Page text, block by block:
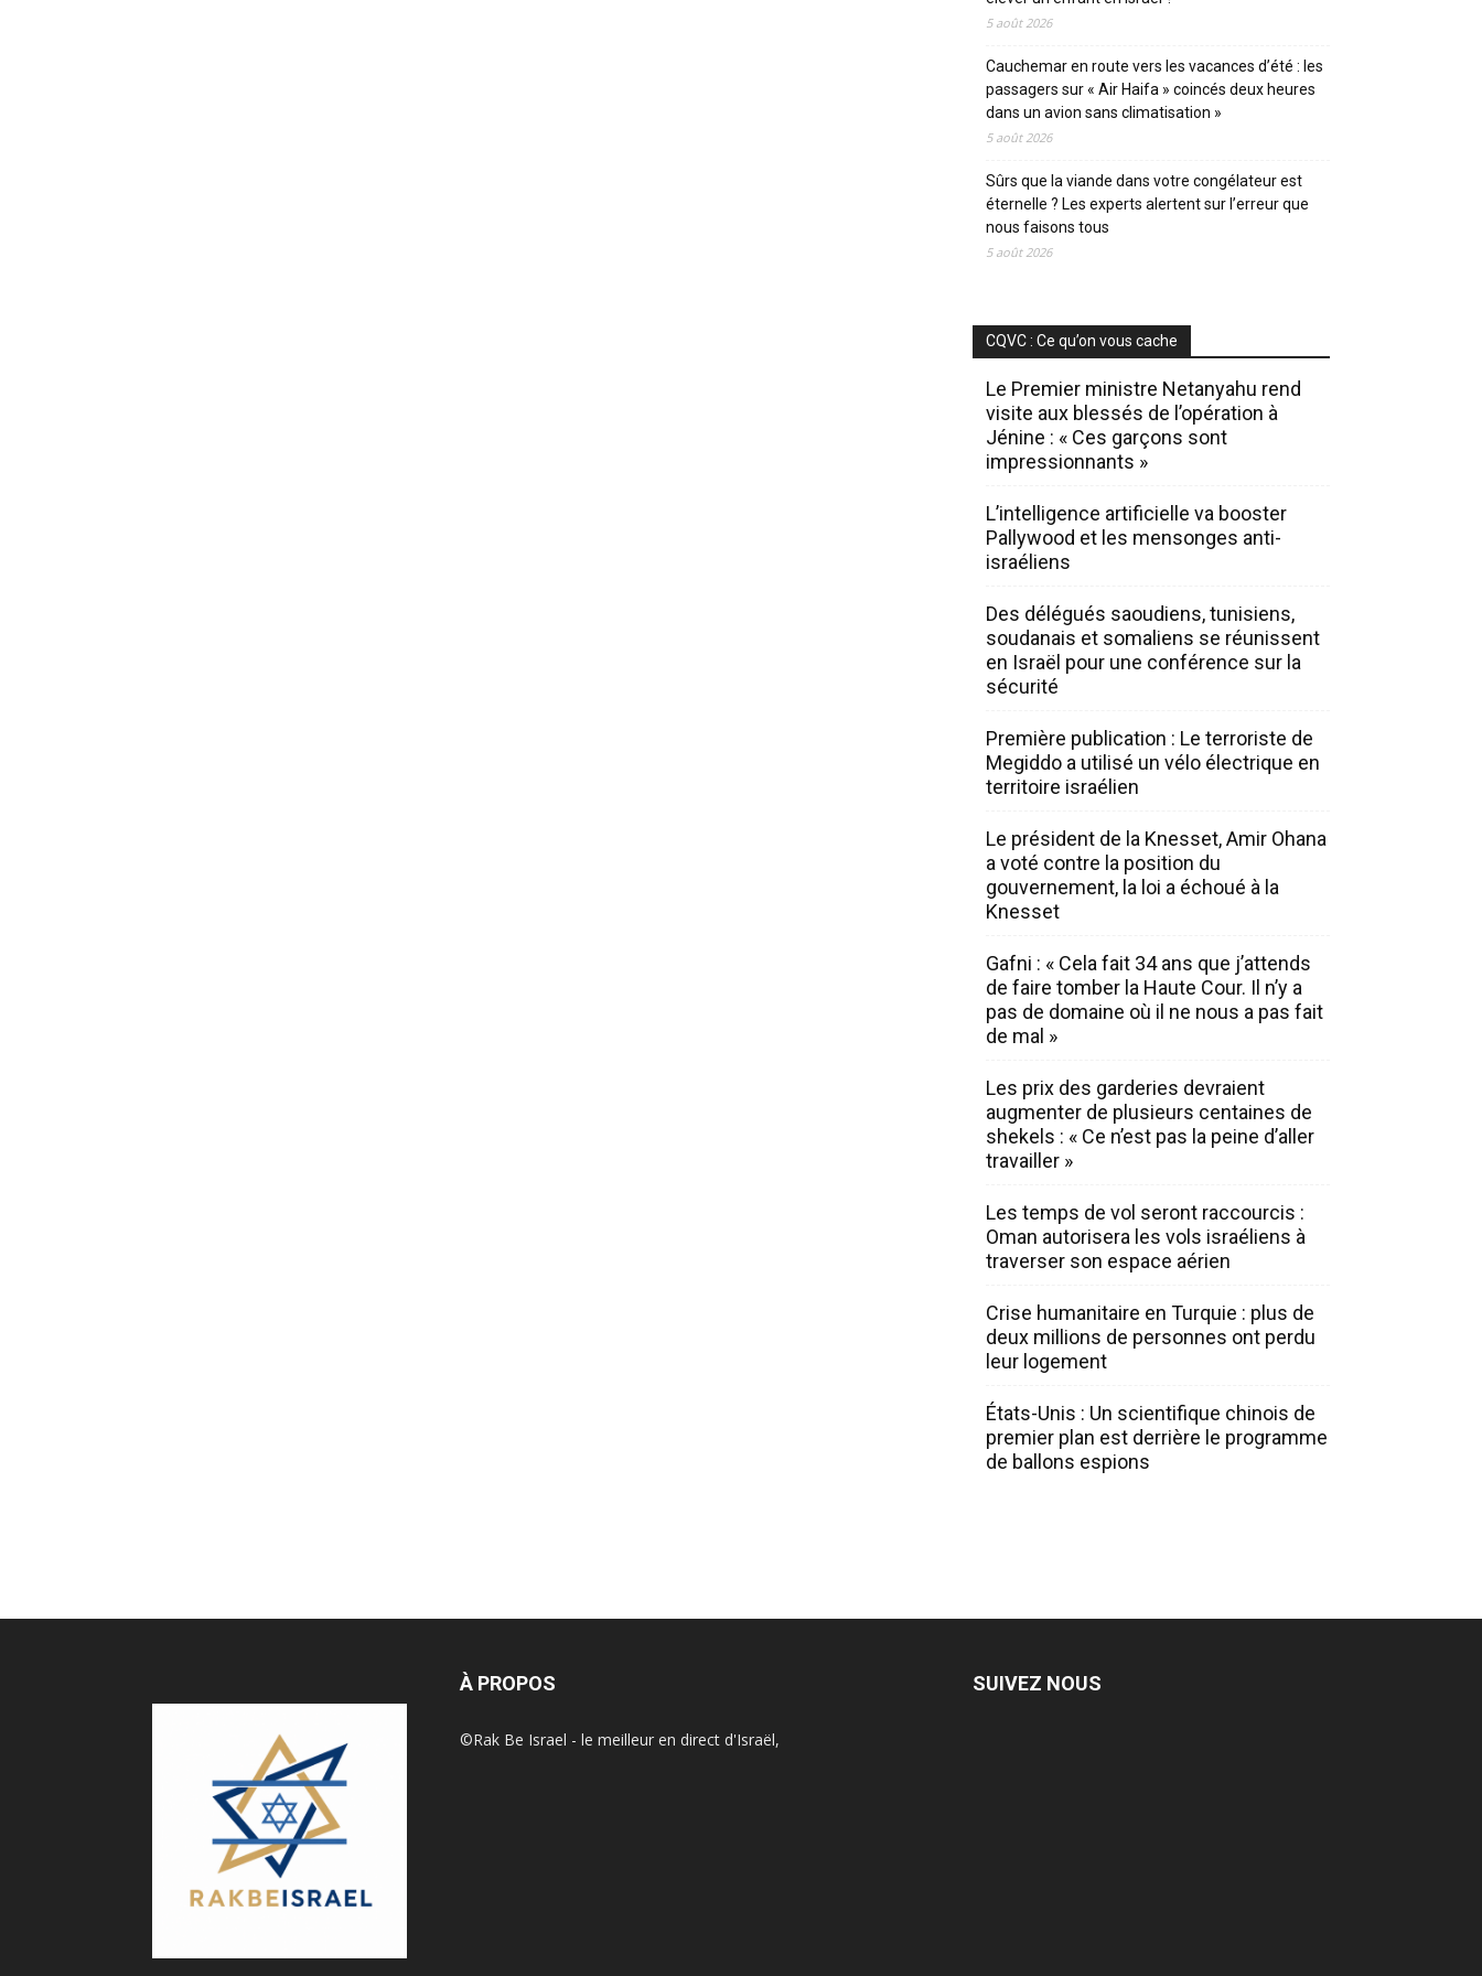
5 août 2026
Cauchemar en route vers les vacances d’été : les
passagers sur « Air Haifa » coincés deux heures
dans un avion sans climatisation »
5 août 2026
Sûrs que la viande dans votre congélateur est
éternelle ? Les experts alertent sur l’erreur que
nous faisons tous
5 août 2026
CQVC : Ce qu’on vous cache
Le Premier ministre Netanyahu rend
visite aux blessés de l’opération à
Jénine : « Ces garçons sont
impressionnants »
L’intelligence artificielle va booster
Pallywood et les mensonges anti-
israéliens
Des délégués saoudiens, tunisiens,
soudanais et somaliens se réunissent
en Israël pour une conférence sur la
sécurité
Première publication : Le terroriste de
Megiddo a utilisé un vélo électrique en
territoire israélien
Le président de la Knesset, Amir Ohana
a voté contre la position du
gouvernement, la loi a échoué à la
Knesset
Gafni : « Cela fait 34 ans que j’attends
de faire tomber la Haute Cour. Il n’y a
pas de domaine où il ne nous a pas fait
de mal »
Les prix des garderies devraient
augmenter de plusieurs centaines de
shekels : « Ce n’est pas la peine d’aller
travailler »
Les temps de vol seront raccourcis :
Oman autorisera les vols israéliens à
traverser son espace aérien
Crise humanitaire en Turquie : plus de
deux millions de personnes ont perdu
leur logement
États-Unis : Un scientifique chinois de
premier plan est derrière le programme
de ballons espions
À PROPOS
©Rak Be Israel - le meilleur en direct d'Israël,
SUIVEZ NOUS